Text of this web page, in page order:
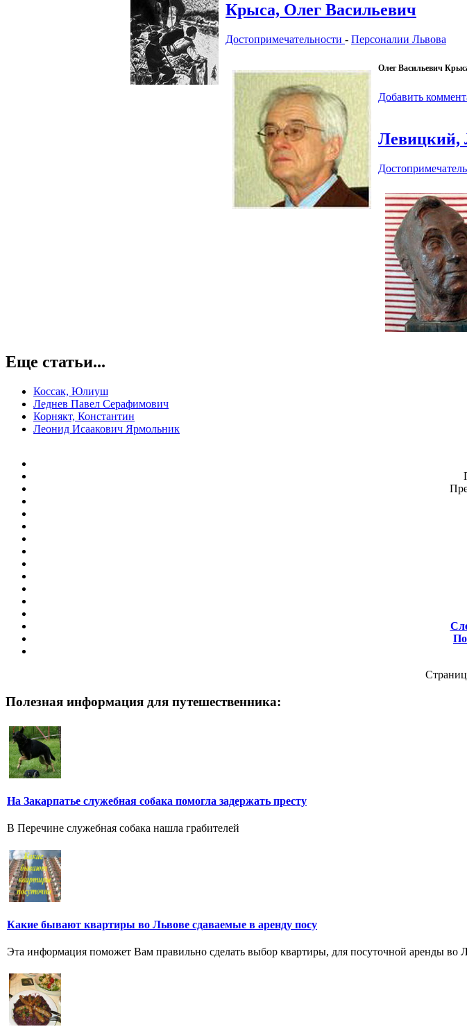
Крыса, Олег Васильевич
Достопримечательности - Персоналии Львова
Олег Васильевич
Добавить
Левицкий,
Еще статьи...
Коссак, Юлиуш
Леднев Павел Серафимович
Корнякт, Константин
Леонид Исаакович Ярмольник
Полезная информация для путешественника:
На Закарпатье служебная собака помогла задержать престу
В Перечине служебная собака нашла грабителей
Какие бывают квартиры во Львове сдаваемые в аренду посу
Эта информация поможет Вам правильно сделать выбор квартиры, для посуточной аренды во